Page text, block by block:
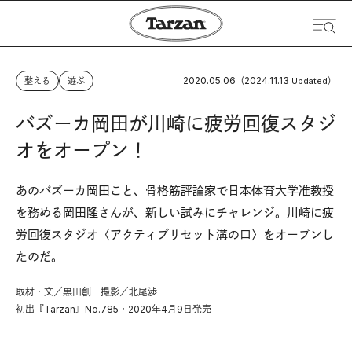
整える 遊ぶ 2020.05.06 （2024.11.13 Updated）
バズーカ岡田が川崎に疲労回復スタジ
オをオープン！
あのバズーカ岡田こと、骨格筋評論家で日本体育大学准教授
を務める岡田隆さんが、新しい試みにチャレンジ。川崎に疲
労回復スタジオ〈アクティブリセット溝の口〉をオープンし
たのだ。
取材・文／黒田創 撮影／北尾渉
初出『Tarzan』No.785・2020年4月9日発売